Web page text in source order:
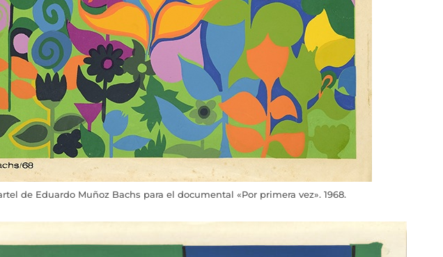
de Eduardo Muñoz Bachs para el documental «Por primera vez». 1968.